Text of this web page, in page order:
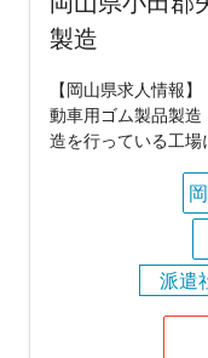
製造
【岡山県求人情報
動車用ゴム製品製
造を行っている工
派遣